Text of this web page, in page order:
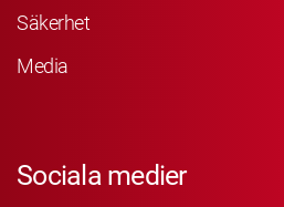
Säkerhet
Media
Sociala medier